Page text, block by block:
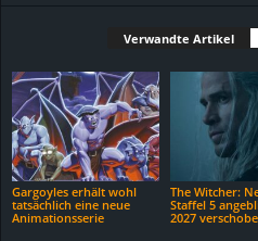
Verwandte Artikel
Gargoyles erhält wohl
tatsächlich eine neue
Animationsserie
The Witcher:
Staffel 5
2027